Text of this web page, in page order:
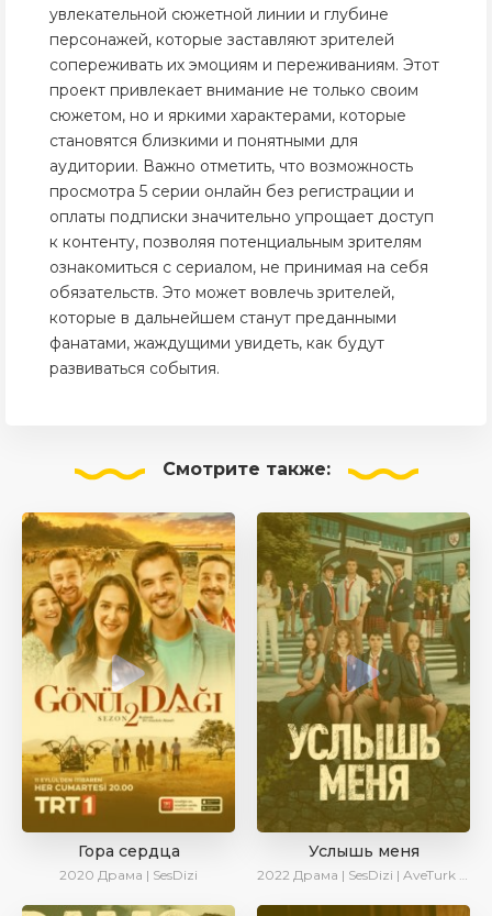
увлекательной сюжетной линии и глубине
персонажей, которые заставляют зрителей
сопереживать их эмоциям и переживаниям. Этот
проект привлекает внимание не только своим
сюжетом, но и яркими характерами, которые
становятся близкими и понятными для
аудитории. Важно отметить, что возможность
просмотра 5 серии онлайн без регистрации и
оплаты подписки значительно упрощает доступ
к контенту, позволяя потенциальным зрителям
ознакомиться с сериалом, не принимая на себя
обязательств. Это может вовлечь зрителей,
которые в дальнейшем станут преданными
фанатами, жаждущими увидеть, как будут
развиваться события.
Смотрите также:
Гора сердца
2020 Драма | SesDizi
Услышь меня
2022 Драма | SesDizi | AveTurk | Turok1990